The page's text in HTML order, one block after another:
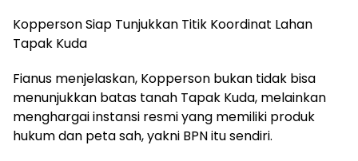
Kopperson Siap Tunjukkan Titik Koordinat Lahan
Tapak Kuda
Fianus menjelaskan, Kopperson bukan tidak bisa
menunjukkan batas tanah Tapak Kuda, melainkan
menghargai instansi resmi yang memiliki produk
hukum dan peta sah, yakni BPN itu sendiri.